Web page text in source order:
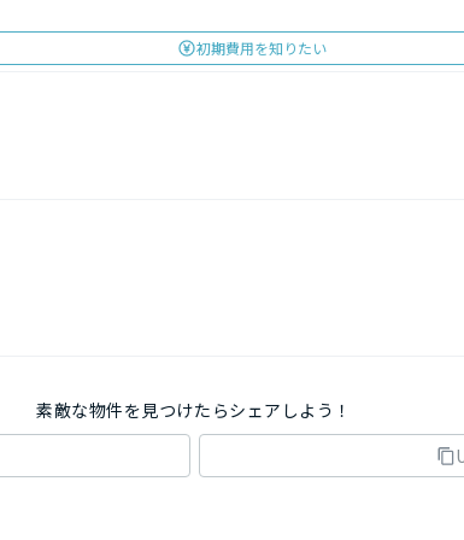
初期費用を知りたい
素敵な物件を見つけたらシェアしよう！